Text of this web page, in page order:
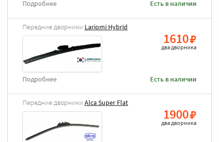
Есть в наличии
Подробнее
Передние дворники Lariomi Hybrid
1610
два дворника
Есть в наличии
Подробнее
Передние дворники Alca Super Flat
1900
два дворника